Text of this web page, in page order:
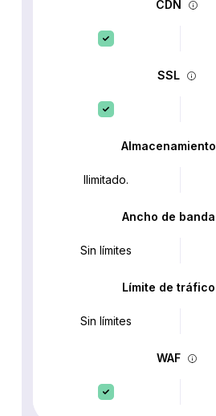
CDN
SSL
Almacenamiento
Ilimitado.
Ancho de banda
Sin límites
Límite de tráfico
Sin límites
WAF